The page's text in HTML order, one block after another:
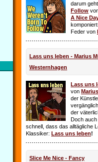
darum
Follow
A Nice
Feder von
Lass uns leben - Marius
Westernhagen
Lass uns
von
der
der
Doch auch
schnell, dass das alltägliche
Klassiker: Lass uns leben!
Slice Me Nice - Fancy